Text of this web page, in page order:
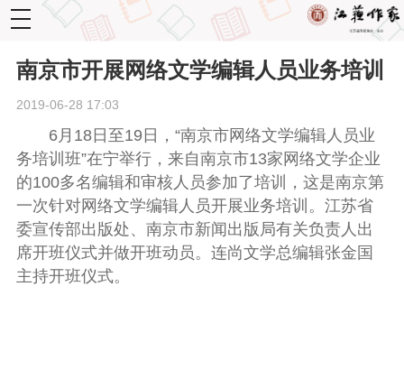
toggle
navigation
南京市开展网络文学编辑人员业务培训
2019-06-28 17:03
6月18日至19日，“南京市网络文学编辑人员业
务培训班”在宁举行，来自南京市13家网络文学企业
的100多名编辑和审核人员参加了培训，这是南京第
一次针对网络文学编辑人员开展业务培训。江苏省
委宣传部出版处、南京市新闻出版局有关负责人出
席开班仪式并做开班动员。连尚文学总编辑张金国
主持开班仪式。